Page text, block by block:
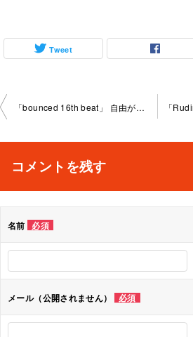
Tweet
投
ビ
シ
ョ
ン
「bounced 16th beat」 自由が丘教室2025-05-28-no0009- 1035
コメントを残す
名前 必須
メール（公開されません） 必須